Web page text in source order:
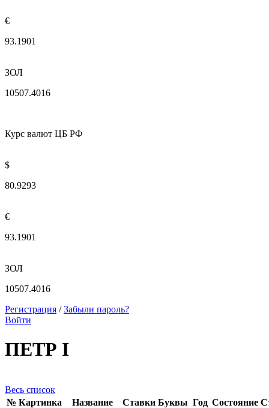
€
93.1901
ЗОЛ
10507.4016
Курс валют ЦБ РФ
$
80.9293
€
93.1901
ЗОЛ
10507.4016
Регистрация / Забыли пароль?
Войти
ПЕТР I
Весь список
№ Картинка Название Ставки Буквы Год Состояние